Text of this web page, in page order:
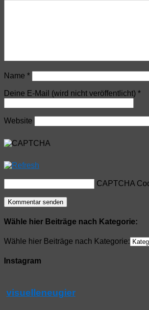
Name *
Deine E-Mail (wird nicht veröffentlicht) *
Website
CAPTCHA
Wähle hier Beiträge nach Kategorie:
Wähle hier Beiträge nach Kategorie:
Instagram
visuelleneugier